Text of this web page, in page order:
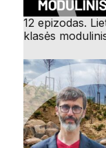
12 epizodas.
klasės